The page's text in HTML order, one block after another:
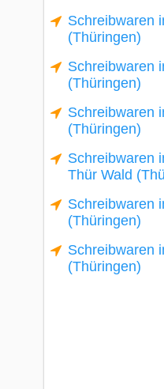
Schreibwaren
(Thüringen)
Schreibwaren
(Thüringen)
Schreibwaren
(Thüringen)
Schreibwaren
Thür Wald
Schreibwaren
(Thüringen)
Schreibwaren
(Thüringen)